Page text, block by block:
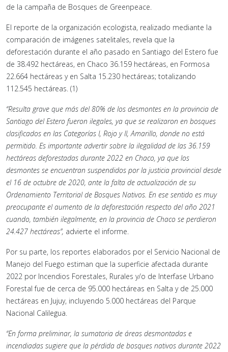
de la campaña de Bosques de Greenpeace.
El reporte de la organización ecologista, realizado mediante la
comparación de imágenes satelitales, revela que la
deforestación durante el año pasado en Santiago del Estero fue
de 38.492 hectáreas, en Chaco 36.159 hectáreas, en Formosa
22.664 hectáreas y en Salta 15.230 hectáreas; totalizando
112.545 hectáreas. (1)
“Resulta grave que más del 80% de los desmontes en la provincia de
Santiago del Estero fueron ilegales, ya que se realizaron en bosques
clasificados en las Categorías I, Rojo y II, Amarillo, donde no está
permitido. Es importante advertir sobre la ilegalidad de las 36.159
hectáreas deforestadas durante 2022 en Chaco, ya que los
desmontes se encuentran suspendidos por la justicia provincial desde
el 16 de octubre de 2020, ante la falta de actualización de su
Ordenamiento Territorial de Bosques Nativos. En ese sentido es muy
preocupante el aumento de la deforestación respecto del año 2021
cuando, también ilegalmente, en la provincia de Chaco se perdieron
24.427 hectáreas”, advierte el informe.
Por su parte, los reportes elaborados por el Servicio Nacional de
Manejo del Fuego estiman que la superficie afectada durante
2022 por Incendios Forestales, Rurales y/o de Interfase Urbano
Forestal fue de cerca de 95.000 hectáreas en Salta y de 25.000
hectáreas en Jujuy, incluyendo 5.000 hectáreas del Parque
Nacional Calilegua.
“En forma preliminar, la sumatoria de áreas desmontadas e
incendiadas sugiere que la pérdida de bosques nativos durante 2022